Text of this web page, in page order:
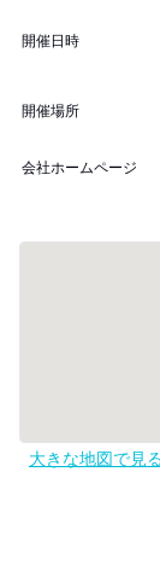
開催日時
開催場所
会社ホームページ
大きな地図で見